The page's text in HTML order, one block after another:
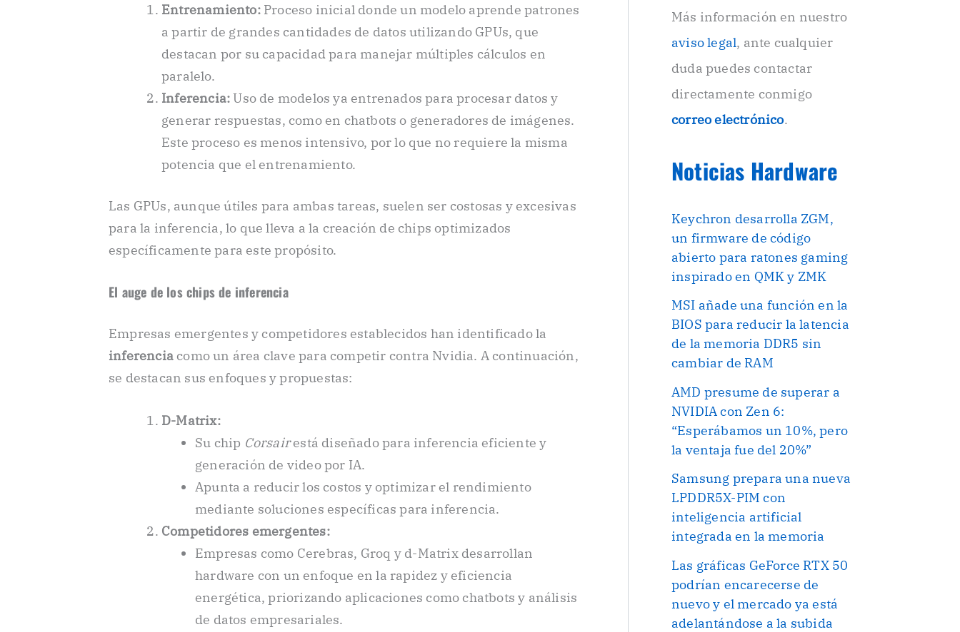
Entrenamiento:Proceso inicial donde un modelo aprende patrones
a partir de grandes cantidades de datos utilizando GPUs, que
destacan por su capacidad para manejar múltiples cálculos en
paralelo.
Inferencia:Uso de modelos ya entrenados para procesar datos y
generar respuestas, como en chatbots o generadores de imágenes.
Este proceso es menos intensivo, por lo que no requiere la misma
potencia que el entrenamiento.
Las GPUs, aunque útiles para ambas tareas, suelen ser costosas y excesivas
para la inferencia, lo que lleva a la creación de chips optimizados
específicamente para este propósito.
El auge de los chips de inferencia
Empresas emergentes y competidores establecidos han identificado la
inferencia como un área clave para competir contra Nvidia. A continuación,
se destacan sus enfoques y propuestas:
D-Matrix:
Su chip Corsairestá diseñado para inferencia eficiente y
generación de video por IA.
Apunta a reducir los costos y optimizar el rendimiento
mediante soluciones específicas para inferencia.
Competidores emergentes:
Empresas como Cerebras, Groq y d-Matrix desarrollan
hardware con un enfoque en la rapidez y eficiencia
energética, priorizando aplicaciones como chatbots y análisis
de datos empresariales.
Más información en nuestro
aviso legal, ante cualquier
duda puedes contactar
directamente conmigo
correo electrónico.
Noticias Hardware
Keychron desarrolla ZGM,
un firmware de código
abierto para ratones gaming
inspirado en QMK y ZMK
MSI añade una función en la
BIOS para reducir la latencia
de la memoria DDR5 sin
cambiar de RAM
AMD presume de superar a
NVIDIA con Zen 6:
“Esperábamos un 10%, pero
la ventaja fue del 20%”
Samsung prepara una nueva
LPDDR5X-PIM con
inteligencia artificial
integrada en la memoria
Las gráficas GeForce RTX 50
podrían encarecerse de
nuevo y el mercado ya está
adelantándose a la subida